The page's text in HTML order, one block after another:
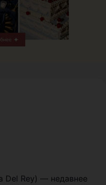
Del Rey) — недавнее